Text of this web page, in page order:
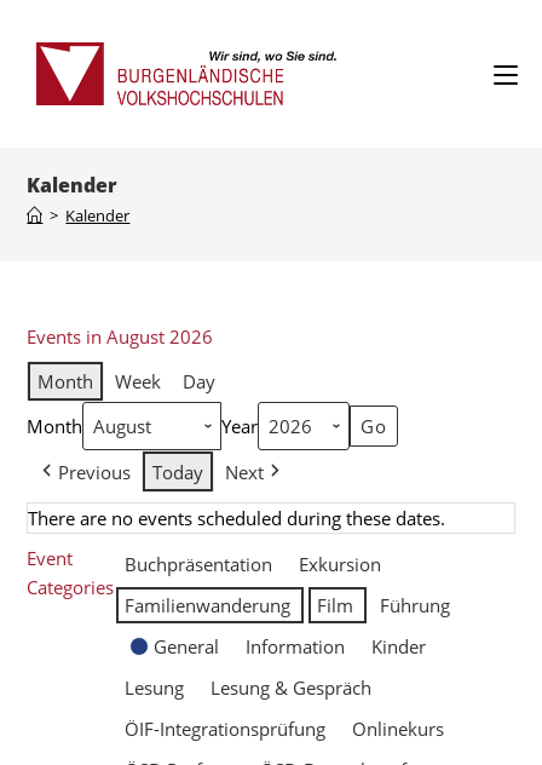
Kalender
> Kalender
Events in August 2026
Month
Week
Day
Month
Year
Previous
Today
Next
There are no events scheduled during these dates.
Event
Categories
Buchpräsentation
Exkursion
Familienwanderung
Film
Führung
General
Information
Kinder
Lesung
Lesung & Gespräch
ÖIF-Integrationsprüfung
Onlinekurs